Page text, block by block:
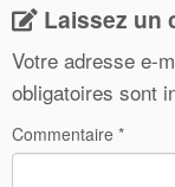
Laissez un
Votre adresse e-
obligatoires sont
Commentaire *